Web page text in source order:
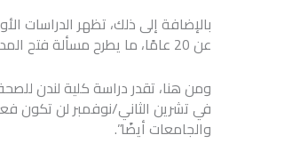
بالإضافة إلى ذلك، تظهر الدراسات
عن 20 عامًا، ما يطرح مسألة فتح المدارس أم إبقائها مغلقة.
ومن هنا، تقدر دراسة كلية لندن
في تشرين الثاني/نوفمبر لن تكون
والجامعات أيضًا”.